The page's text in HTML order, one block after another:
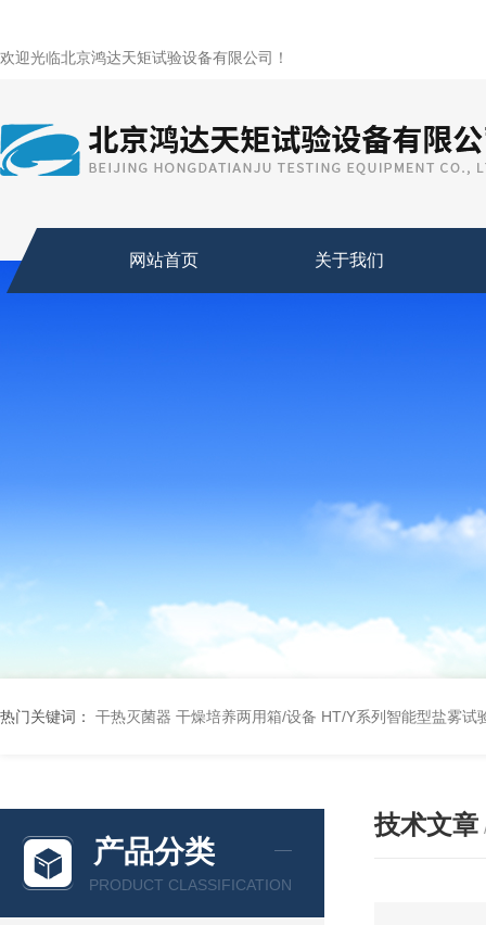
欢迎光临北京鸿达天矩试验设备有限公司！
网站首页 关于我们
热门关键词： 干热灭菌器 干燥培养两用箱/设备 HT/Y系列智能型盐雾试
产品分类
PRODUCT CLASSIFICATION
技术文章